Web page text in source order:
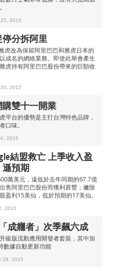
2015
分拆阿里
虎改為保留阿里巴巴和雅虎日本的
成名的網絡業務。即使此舉會產生
虎持有阿里巴巴股份帶來的巨額收
2015
雙十一開業
平台的優勢是主打台灣特色品牌，
口味。
2015
結盟救亡 上季收入盈
預期
萬美元，遠低於去年同期的67.7億
售阿里巴巴股份而獲利甚豐；撇除
盈利15美仙，低於預期的17美仙。
2015
成癮者」次季飆六成
級版流動應用開發者套裝，其中加
數據自動更新功能
29, 2015
最新資訊（附創業懶人包）
箱！